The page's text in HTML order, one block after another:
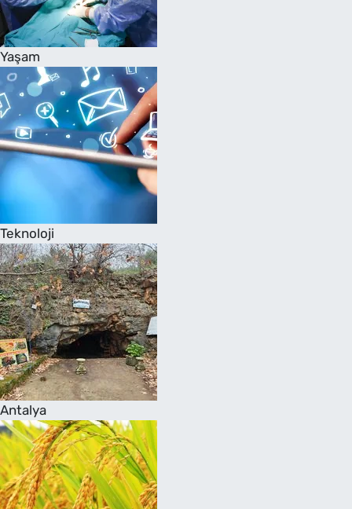
Yaşam
Teknoloji
Antalya